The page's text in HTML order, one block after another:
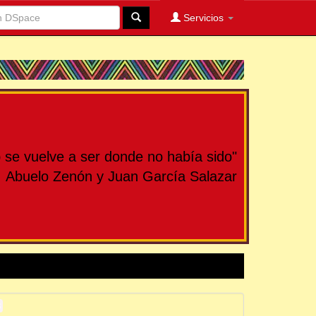
Servicios
vuelve a ser donde no había sido"
Abuelo Zenón y Juan García Salazar